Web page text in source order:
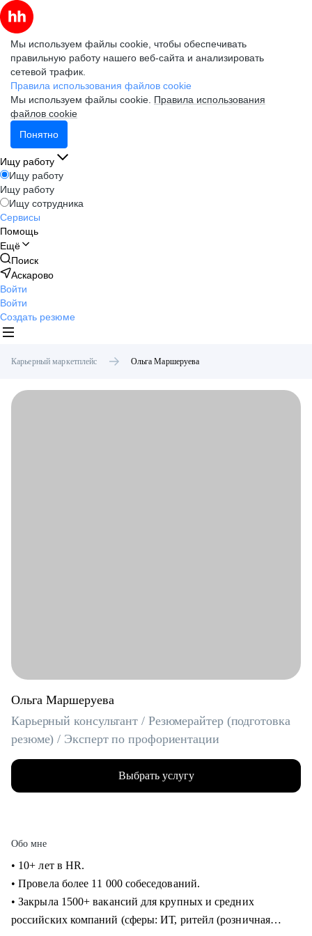
Мы используем файлы cookie, чтобы обеспечивать
правильную работу нашего веб-сайта и анализировать
сетевой трафик.
Правила использования файлов cookie
Мы используем файлы cookie. Правила использования
файлов cookie
Понятно
Ищу работу
Ищу работу
Ищу работу
Ищу сотрудника
Сервисы
Помощь
Ещё
Поиск
Аскарово
Войти
Войти
Создать резюме
Карьерный маркетплейс Ольга Маршеруева
Ольга Маршеруева
Карьерный консультант / Резюмерайтер (подготовка
резюме) / Эксперт по профориентации
Выбрать услугу
Обо мне
• 10+ лет в HR.
• Провела более 11 000 собеседований.
• Закрыла 1500+ вакансий для крупных и средних
российских компаний (сферы: ИТ, ритейл (розничная